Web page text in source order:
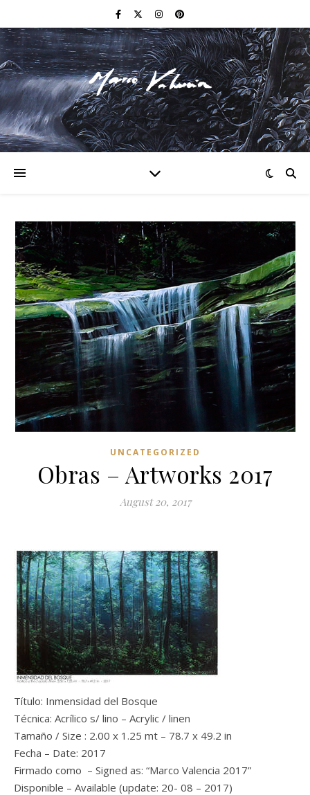
F I N E A R T
UNCATEGORIZED
Obras – Artworks 2017
August 20, 2017
Título: Inmensidad del Bosque
Técnica: Acrílico s/ lino – Acrylic / linen
Tamaño / Size : 2.00 x 1.25 mt – 78.7 x 49.2 in
Fecha – Date: 2017
Firmado como – Signed as: “Marco Valencia 2017”
Disponible – Available (update: 20- 08 – 2017)